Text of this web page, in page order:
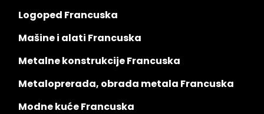
Logoped Francuska
Mašine i alati Francuska
Metalne konstrukcije Francuska
Metaloprerada, obrada metala Francuska
Modne kuće Francuska